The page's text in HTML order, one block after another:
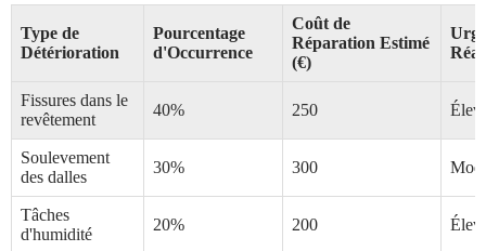
Type de
Détérioration
Pourcentage
d'Occurrence
Coût de
Réparation Estimé
(€)
Fissures dans le
revêtement
40% 250
Soulevement
des dalles
30% 300
Tâches
d'humidité
20% 200